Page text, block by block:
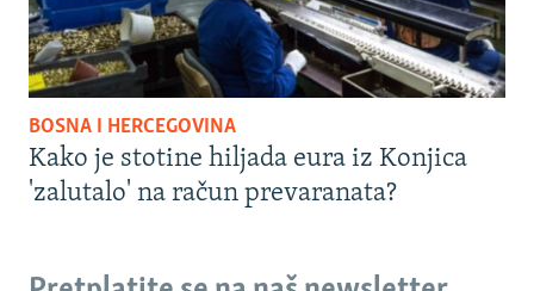
BOSNA I HERCEGOVINA
Kako je stotine hiljada eura iz Konjica
'zalutalo' na račun prevaranata?